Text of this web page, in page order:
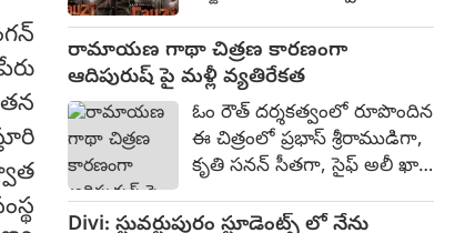
ప్రభాస్ నటిస్తున్న ఫౌజీ చిత్రంపై
ఆసక్తికరమైన పోస్ట్ ను సోషల్
మీడియాలో ప్రభాస్ టీమ్ విడుదల
చేసింది. ఆంగ్లేయుల కాలం నాటి
గాధగా ఈ చిత్రం రూపొందుతోంది.
దేవాలయం ప్రవేశానికి వారు
అడ్డంకిగా వుండడంతో వారిని
రామాయణ గాథా చిత్రణ కారణంగా
ఆదిపురుష్ పై మళ్లీ వ్యతిరేకత
ఓం రౌత్ దర్శకత్వంలో రూపొందిన
ఈ చిత్రంలో ప్రభాస్ శ్రీరాముడిగా,
కృతి సనన్ సీతగా, సైఫ్ అలీ ఖాన్
హనుమంతుడిగా నటించారు.
Divi: స్టువర్టుపురం స్టూడెంట్స్ లో నేను